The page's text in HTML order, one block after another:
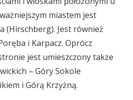
miastem jest
(Hirschberg). Jest również
i Karpacz. Oprócz
jest umieszczony także
– Góry Sokole
i Górą Krzyżną.